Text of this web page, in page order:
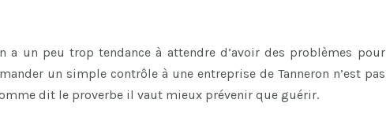
a un peu trop tendance à attendre d’avoir des problèmes pour
un simple contrôle à une entreprise de Tanneron n’est pas
dit le proverbe il vaut mieux prévenir que guérir.